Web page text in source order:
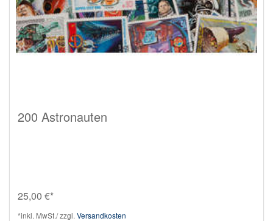
200 Astronauten
25,00 €*
*inkl. MwSt./ zzgl. Versandkosten